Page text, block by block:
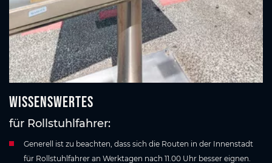
Wissenswertes
für Rollstuhlfahrer:
Generell ist zu beachten, dass sich die Routen in der Innenstadt
für Rollstuhlfahrer an Werktagen nach 11.00 Uhr besser eignen.